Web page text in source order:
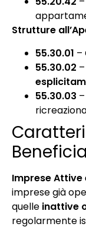
Strutture
55.30.01 –
55.30.02
55.30.03
Imprese Attive
imprese già
quelle inattive
regolarmente